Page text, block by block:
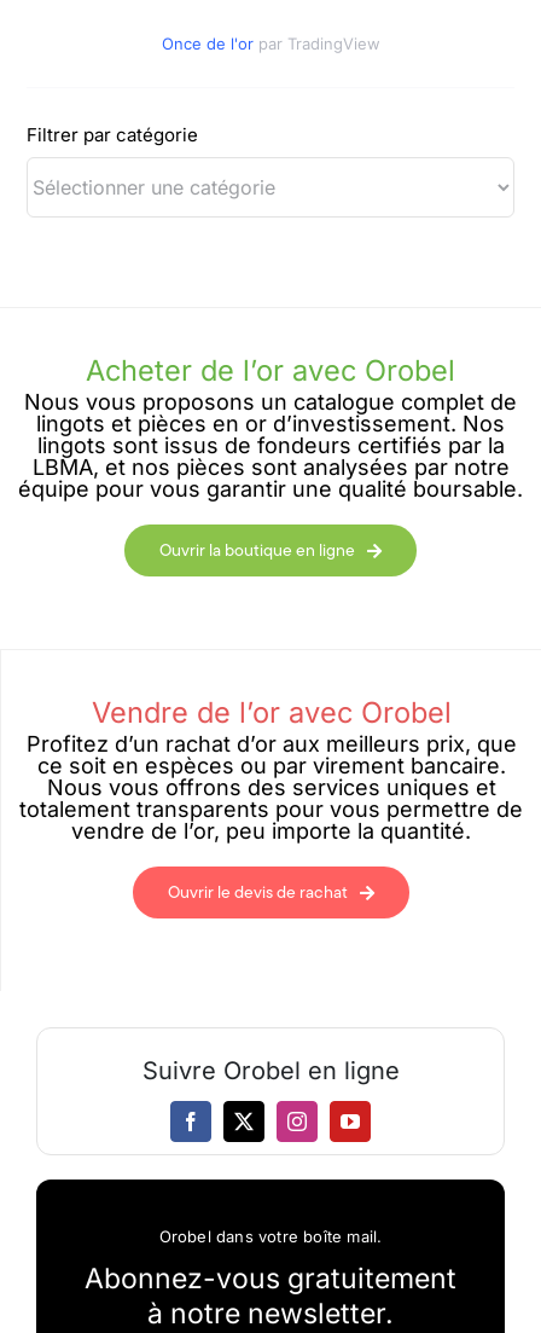
Once de l'or par TradingView
Filtrer par catégorie
Acheter de l’or avec Orobel
Nous vous proposons un catalogue complet de
lingots et pièces en or d’investissement. Nos
lingots sont issus de fondeurs certifiés par la
LBMA, et nos pièces sont analysées par notre
équipe pour vous garantir une qualité boursable.
Ouvrir la boutique en ligne
Vendre de l’or avec Orobel
Profitez d’un rachat d’or aux meilleurs prix, que
ce soit en espèces ou par virement bancaire.
Nous vous offrons des services uniques et
totalement transparents pour vous permettre de
vendre de l’or, peu importe la quantité.
Ouvrir le devis de rachat
Suivre Orobel en ligne
Orobel dans votre boîte mail.
Abonnez-vous gratuitement
à notre newsletter.